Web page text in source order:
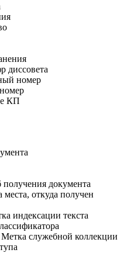
диссовета
номер
КП
документа
места, откуда получен
индексации текста
служебной коллекции